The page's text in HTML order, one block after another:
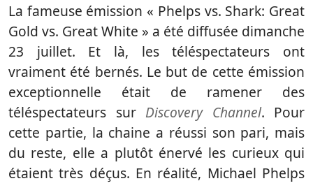
La fameuse émission « Phelps vs. Shark: Great
Gold vs. Great White » a été diffusée dimanche
23 juillet. Et là, les téléspectateurs ont
vraiment été bernés. Le but de cette émission
exceptionnelle était de ramener des
téléspectateurs sur Discovery Channel. Pour
cette partie, la chaine a réussi son pari, mais
du reste, elle a plutôt énervé les curieux qui
étaient très déçus. En réalité, Michael Phelps